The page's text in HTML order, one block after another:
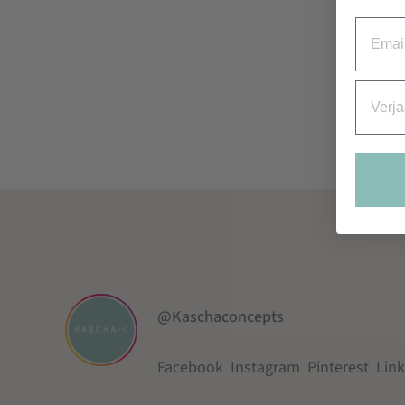
@Kaschaconcepts
Facebook Instagram Pinterest